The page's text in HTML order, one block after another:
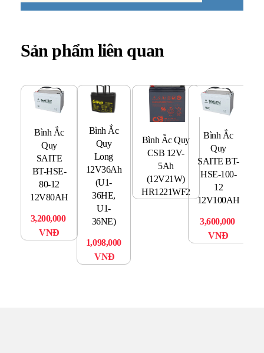
Sản phẩm liên quan
Bình Ắc
Quy
SAITE
BT-HSE-
80-12
12V80AH
3,200,000
VNĐ
Bình Ắc
Quy
Long
12V36Ah
(U1-
36HE,
U1-
36NE)
1,098,000
VNĐ
Bình Ắc Quy
CSB 12V-
5Ah
(12V21W)
HR1221WF2
Bình Ắc
Quy
SAITE BT-
HSE-100-
12
12V100AH
3,600,000
VNĐ